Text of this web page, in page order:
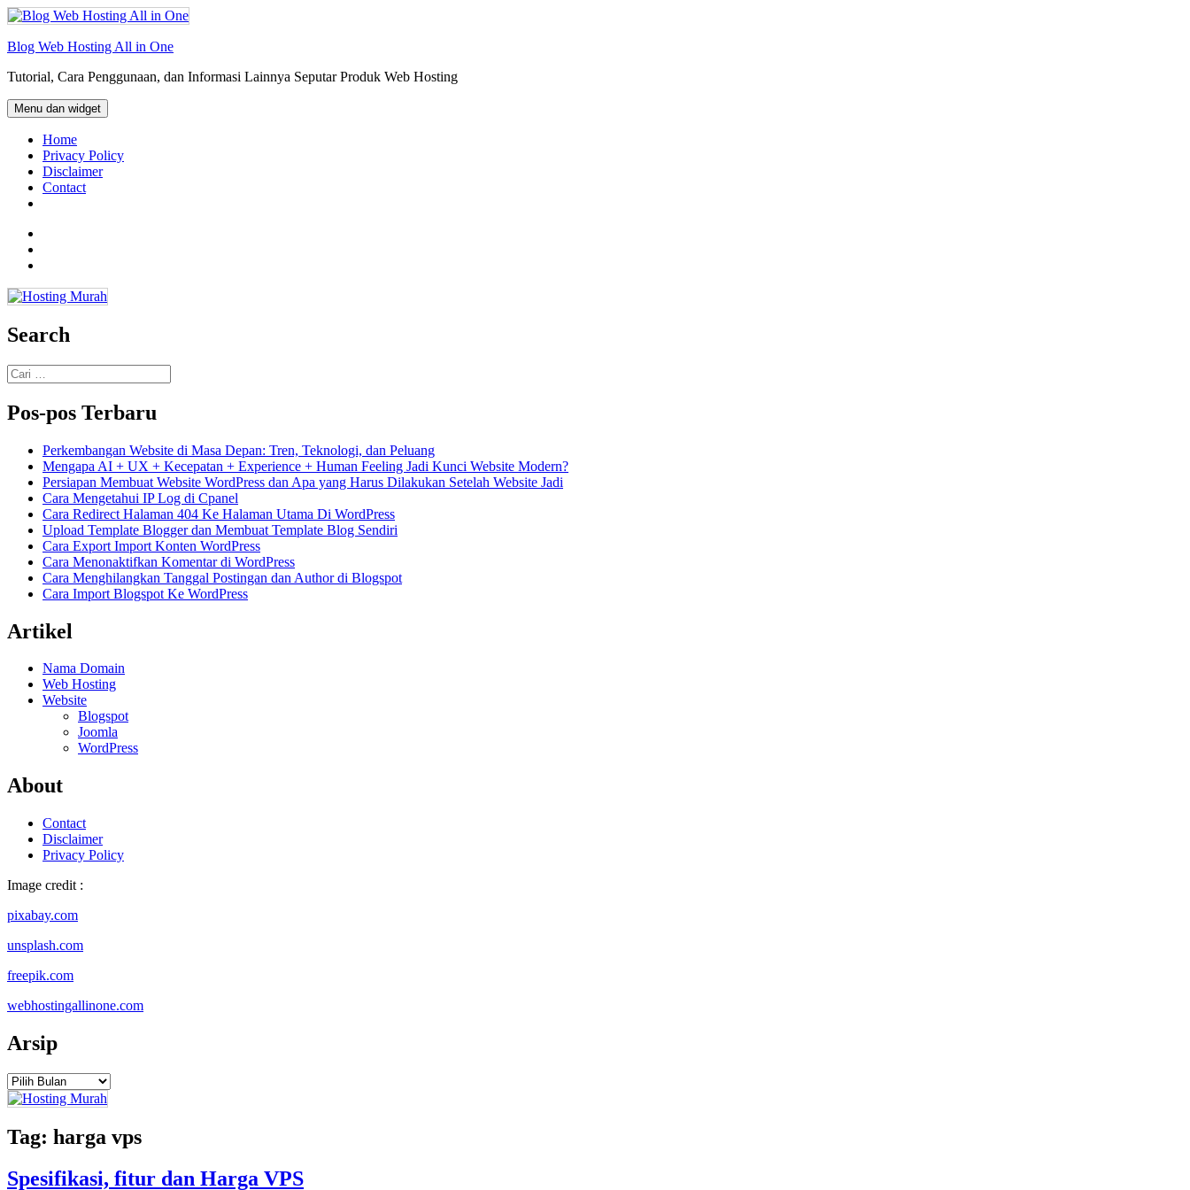
Langsung
ke
isi
Blog Web Hosting All in One
Tutorial, Cara Penggunaan, dan Informasi Lainnya Seputar Produk Web Hosting
Menu dan widget
Home
Privacy Policy
Disclaimer
Contact
Search
Cari
untuk:
Pos-pos Terbaru
Perkembangan Website di Masa Depan: Tren, Teknologi, dan Peluang
Mengapa AI + UX + Kecepatan + Experience + Human Feeling Jadi Kunci Website Modern?
Persiapan Membuat Website WordPress dan Apa yang Harus Dilakukan Setelah Website Jadi
Cara Mengetahui IP Log di Cpanel
Cara Redirect Halaman 404 Ke Halaman Utama Di WordPress
Upload Template Blogger dan Membuat Template Blog Sendiri
Cara Export Import Konten WordPress
Cara Menonaktifkan Komentar di WordPress
Cara Menghilangkan Tanggal Postingan dan Author di Blogspot
Cara Import Blogspot Ke WordPress
Artikel
Nama Domain
Web Hosting
Website
Blogspot
Joomla
WordPress
About
Contact
Disclaimer
Privacy Policy
Image credit :
pixabay.com
unsplash.com
freepik.com
webhostingallinone.com
Arsip
Arsip
Tag: harga vps
Spesifikasi, fitur dan Harga VPS